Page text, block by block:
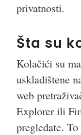
privatnosti.
Šta su
Kolačići su
uskladištene
web
Explorer ili
pregledate.